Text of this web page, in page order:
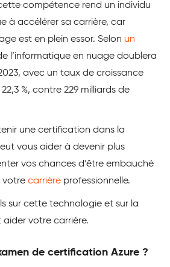
compétence rend un individu
à accélérer sa carrière, car
est en plein essor. Selon un
l’informatique en nuage doublera
avec un taux de croissance
%, contre 229 milliards de
une certification dans la
vous aider à devenir plus
vos chances d’être embauché
votre carrière professionnelle.
sur cette technologie et sur la
votre carrière.
de certification Azure ?